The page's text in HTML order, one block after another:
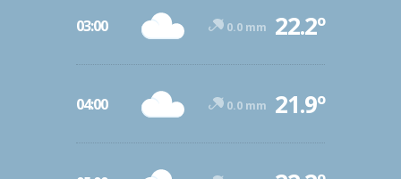
03:00 0.0 mm 22.2º
04:00 0.0 mm 21.9º